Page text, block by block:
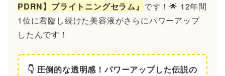
PDRN】ブライトニングセラム』 です！🌟 12年間
1位に君臨し続けた美容液がさらにパワーアップ
したんです！
👇 圧倒的な透明感！パワーアップした伝説の